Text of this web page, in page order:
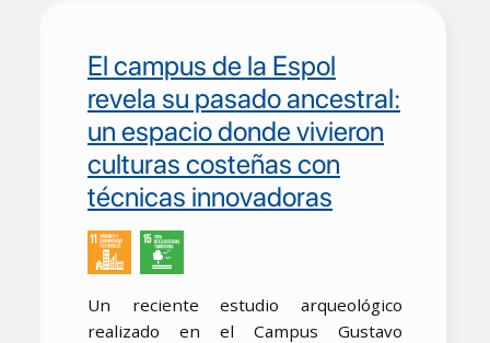
El campus de la Espol
revela su pasado ancestral:
un espacio donde vivieron
culturas costeñas con
técnicas innovadoras
Un reciente estudio arqueológico
realizado en el Campus Gustavo